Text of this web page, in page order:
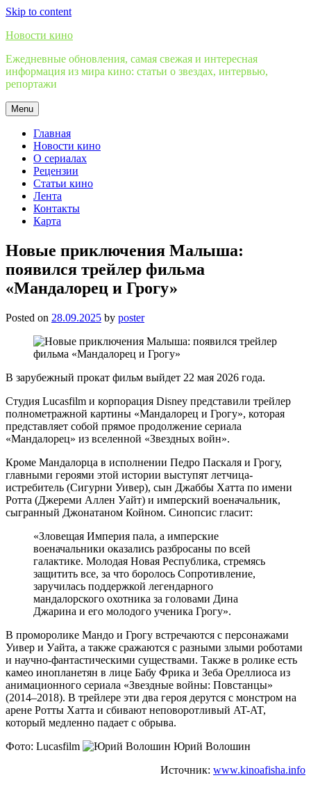
Skip to content
Новости кино
Ежедневные обновления, самая свежая и интересная
информация из мира кино: статьи о звездах, интервью,
репортажи
Menu
Главная
Новости кино
О сериалах
Рецензии
Статьи кино
Лента
Контакты
Карта
Новые приключения Малыша:
появился трейлер фильма
«Мандалорец и Грогу»
Posted on 28.09.2025 by poster
В зарубежный прокат фильм выйдет 22 мая 2026 года.
Студия Lucasfilm и корпорация Disney представили трейлер
полнометражной картины «Мандалорец и Грогу», которая
представляет собой прямое продолжение сериала
«Мандалорец» из вселенной «Звездных войн».
Кроме Мандалорца в исполнении Педро Паскаля и Грогу,
главными героями этой истории выступят летчица-
истребитель (Сигурни Уивер), сын Джаббы Хатта по имени
Ротта (Джереми Аллен Уайт) и имперский военачальник,
сыгранный Джонатаном Койном. Синопсис гласит:
«Зловещая Империя пала, а имперские
военачальники оказались разбросаны по всей
галактике. Молодая Новая Республика, стремясь
защитить все, за что боролось Сопротивление,
заручилась поддержкой легендарного
мандалорского охотника за головами Дина
Джарина и его молодого ученика Грогу».
В проморолике Мандо и Грогу встречаются с персонажами
Уивер и Уайта, а также сражаются с разными злыми роботами
и научно-фантастическими существами. Также в ролике есть
камео инопланетян в лице Бабу Фрика и Зеба Ореллиоса из
анимационного сериала «Звездные войны: Повстанцы»
(2014–2018). В трейлере эти два героя дерутся с монстром на
арене Ротты Хатта и сбивают неповоротливый AT-AT,
который медленно падает с обрыва.
Фото: Lucasfilm
Юрий Волошин
Источник: www.kinoafisha.info